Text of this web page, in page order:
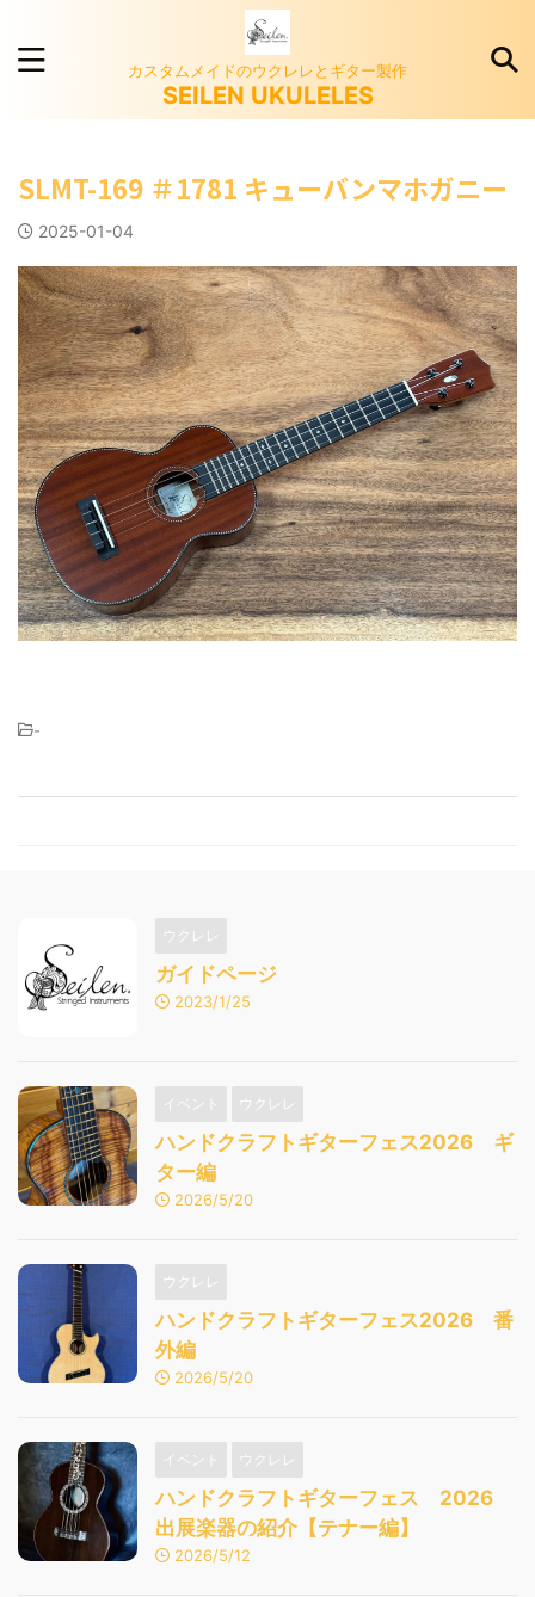
カスタムメイドのウクレレとギター製作
SEILEN UKULELES
SLMT-169 ＃1781 キューバンマホガニー
2025-01-04
-
ウクレレ
ガイドページ
2023/1/25
イベント ウクレレ
ハンドクラフトギターフェス2026 ギ
ター編
2026/5/20
ウクレレ
ハンドクラフトギターフェス2026 番
外編
2026/5/20
イベント ウクレレ
ハンドクラフトギターフェス 2026
出展楽器の紹介【テナー編】
2026/5/12